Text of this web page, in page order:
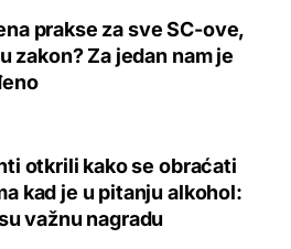
prakse za sve SC-ove,
zakon? Za jedan nam je
otkrili kako se obraćati
kad je u pitanju alkohol:
važnu nagradu